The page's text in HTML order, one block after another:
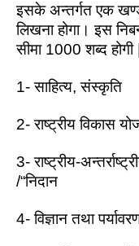
इसके अन्तर्गत एक
लिखना होगा। इस
सीमा 1000 शब्द होगी
1- साहित्य, संस्कृति
2- राष्ट्रीय विकास
3- राष्ट्रीय-
/“निदान
4- विज्ञान तथा